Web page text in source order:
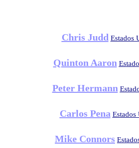
Chris Judd Estados
Quinton Aaron
Peter Hermann
Carlos Pena Estados
Mike Connors